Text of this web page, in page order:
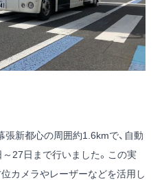
新都心の周囲約1.6kmで、自動
27日まで行いました。この実
カメラやレーザーなどを活用し